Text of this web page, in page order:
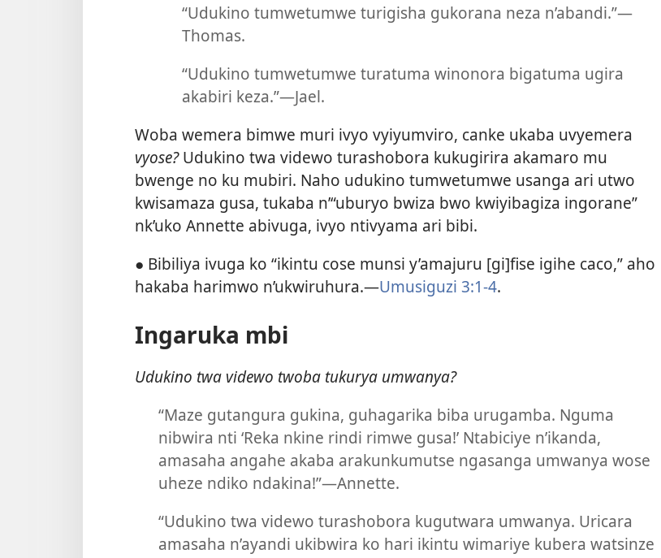
“Udukino tumwetumwe turigisha gukorana neza n’abandi.”​—
Thomas.
“Udukino tumwetumwe turatuma winonora bigatuma ugira
akabiri keza.”​—Jael.
Woba wemera bimwe muri ivyo vyiyumviro, canke ukaba uvyemera
vyose?Udukino twa videwo turashobora kukugirira akamaro mu
bwenge no ku mubiri. Naho udukino tumwetumwe usanga ari utwo
kwisamaza gusa, tukaba n’“uburyo bwiza bwo kwiyibagiza ingorane”
nk’uko Annette abivuga, ivyo ntivyama ari bibi.
● Bibiliya ivuga ko “ikintu cose munsi y’amajuru [gi]fise igihe caco,” aho
hakaba harimwo n’ukwiruhura.​—Umusiguzi 3:​1-4.
Ingaruka mbi
Udukino twa videwo twoba tukurya umwanya?
“Maze gutangura gukina, guhagarika biba urugamba. Nguma
nibwira nti ‘Reka nkine rindi rimwe gusa!’ Ntabiciye n’ikanda,
amasaha angahe akaba arakunkumutse ngasanga umwanya wose
uheze ndiko ndakina!”​—Annette.
“Udukino twa videwo turashobora kugutwara umwanya. Uricara
amasaha n’ayandi ukibwira ko hari ikintu wimariye kubera watsinze